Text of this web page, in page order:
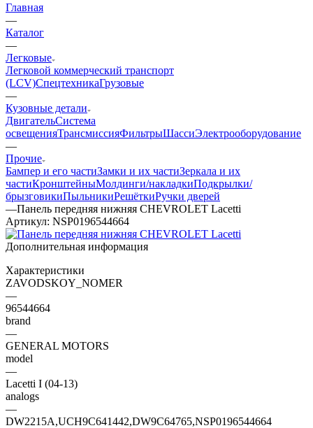
Главная
—
Каталог
—
Легковые
Легковой коммерческий транспорт
(LCV)СпецтехникаГрузовые
—
Кузовные детали
ДвигательСистема
освещенияТрансмиссияФильтрыШассиЭлектрооборудование
—
Прочие
Бампер и его частиЗамки и их частиЗеркала и их
частиКронштейныМолдинги/накладкиПодкрылки/
брызговикиПыльникиРешёткиРучки дверей
—Панель передняя нижняя CHEVROLET Lacetti
Артикул: NSP0196544664
Дополнительная информация
Характеристики
ZAVODSKOY_NOMER
—
96544664
brand
—
GENERAL MOTORS
model
—
Lacetti I (04-13)
analogs
—
DW2215A,UCH9C641442,DW9C64765,NSP0196544664